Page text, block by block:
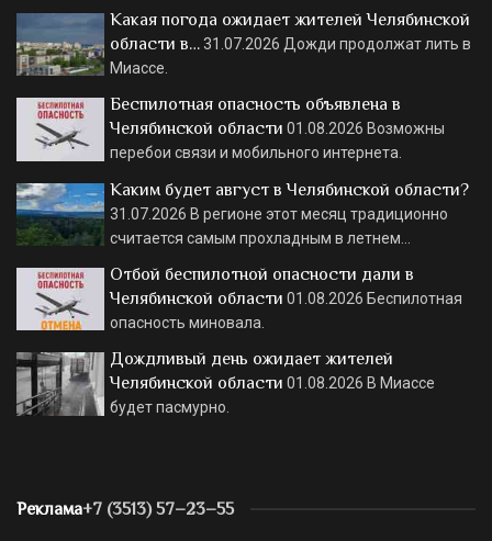
Какая погода ожидает жителей Челябинской
области в…31.07.2026 Дожди продолжат лить в
Миассе.
Беспилотная опасность объявлена в
Челябинской области 01.08.2026 Возможны
перебои связи и мобильного интернета.
Каким будет август в Челябинской области?
31.07.2026 В регионе этот месяц традиционно
считается самым прохладным в летнем…
Отбой беспилотной опасности дали в
Челябинской области 01.08.2026 Беспилотная
опасность миновала.
Дождливый день ожидает жителей
Челябинской области 01.08.2026 В Миассе
будет пасмурно.
Реклама+7 (3513) 57–23–55